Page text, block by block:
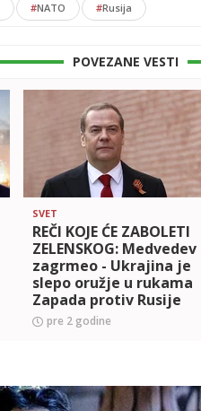
#NATO #Rusija
POVEZANE VESTI
SVET
REČI KOJE ĆE ZABOLETI
ZELENSKOG: Medvedev
zagrmeo - Ukrajina je
slepo oružje u rukama
Zapada protiv Rusije
pre 2 godine